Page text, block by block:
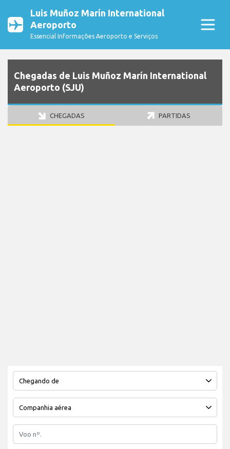
Luis Muñoz Marín International
Aeroporto
Essencial Informações Aeroporto e Serviços
Chegadas de Luis Muñoz Marín International
Aeroporto (SJU)
CHEGADAS PARTIDAS